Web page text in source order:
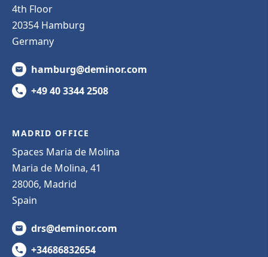
4th Floor
20354 Hamburg
Germany
hamburg@deminor.com
+49 40 3344 2508
MADRID OFFICE
Spaces Maria de Molina
Maria de Molina, 41
28006, Madrid
Spain
drs@deminor.com
+34686832654